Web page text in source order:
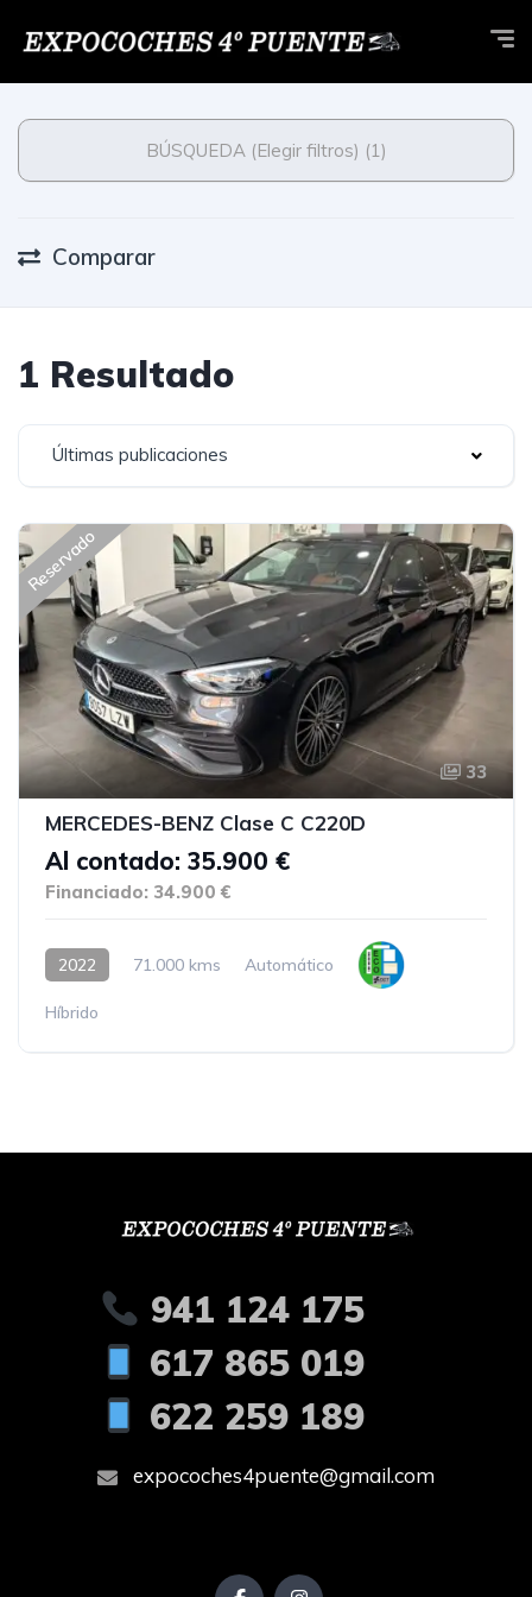
BÚSQUEDA (Elegir filtros) (1)
Comparar
1 Resultado
Últimas publicaciones
Reservado
33
MERCEDES-BENZ Clase C C220D
Al contado: 35.900 €
Financiado: 34.900 €
2022 71.000 kms Automático
Híbrido
941 124 175
617 865 019
622 259 189
expocoches4puente@gmail.com